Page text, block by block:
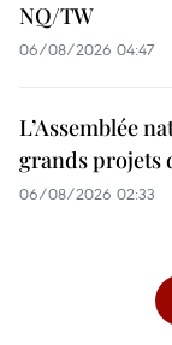
NQ/TW
06/08/2026 04:47
L’Assemblée
grands projets
06/08/2026 02:33